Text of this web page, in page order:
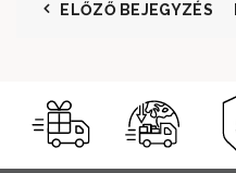
ELŐZŐ BEJEGYZÉS